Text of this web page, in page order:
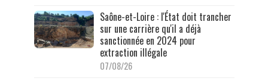
Saône-et-Loire : l'État doit trancher
sur une carrière qu'il a déjà
sanctionnée en 2024 pour
extraction illégale
07/08/26